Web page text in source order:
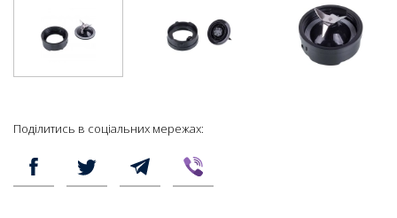
Поділитись в соціальних мережах: